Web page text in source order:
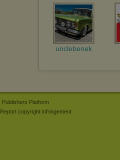
unclebenek
Publishers Platform
Report copyright infringement